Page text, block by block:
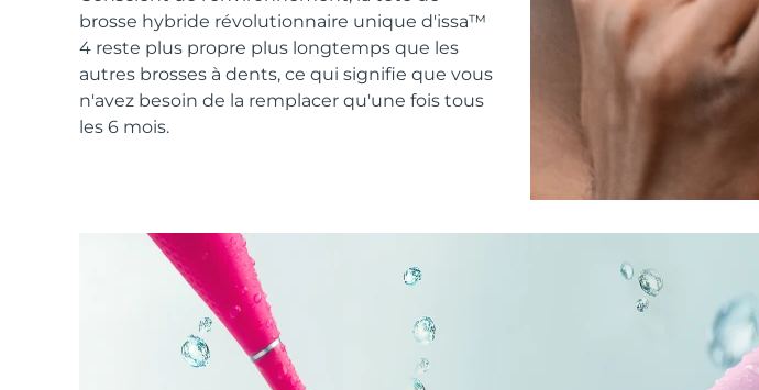
brosse hybride révolutionnaire unique d'issa™
4 reste plus propre plus longtemps que les
autres brosses à dents, ce qui signifie que vous
n'avez besoin de la remplacer qu'une fois tous
les 6 mois.
All revitalizing eye massagers
Soins de la peau KIWI™
Advanced pore care essentials
Serum
For healthy hair
issa™ Teeth Whitening Gel
18% PAP
Cosmétiques Hommes